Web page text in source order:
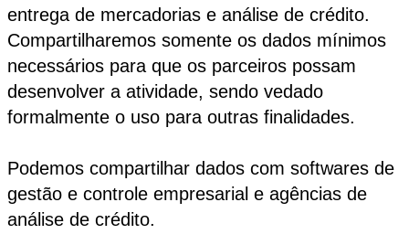
entrega de mercadorias e análise de crédito.
Compartilharemos somente os dados mínimos
necessários para que os parceiros possam
desenvolver a atividade, sendo vedado
formalmente o uso para outras finalidades.
Podemos compartilhar dados com softwares de
gestão e controle empresarial e agências de
análise de crédito.